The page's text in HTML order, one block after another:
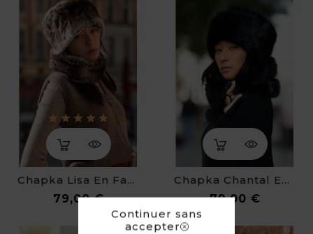
Continuer sans
accepter
Chapka Lisa En Fausse Fourrure Toute Douce
79,00 €Prix
Chapka Chantal En Fausse Fourrure De Haute Qualité
79,00 €